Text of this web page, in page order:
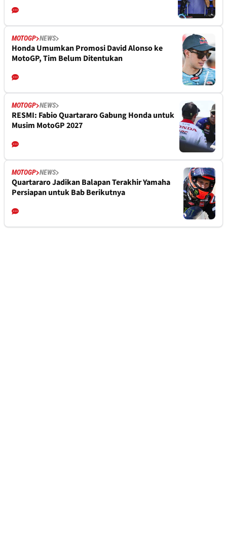
MOTOGP NEWS
Honda Umumkan Promosi David Alonso ke
MotoGP, Tim Belum Ditentukan
MOTOGP NEWS
RESMI: Fabio Quartararo Gabung Honda untuk
Musim MotoGP 2027
MOTOGP NEWS
Quartararo Jadikan Balapan Terakhir Yamaha
Persiapan untuk Bab Berikutnya